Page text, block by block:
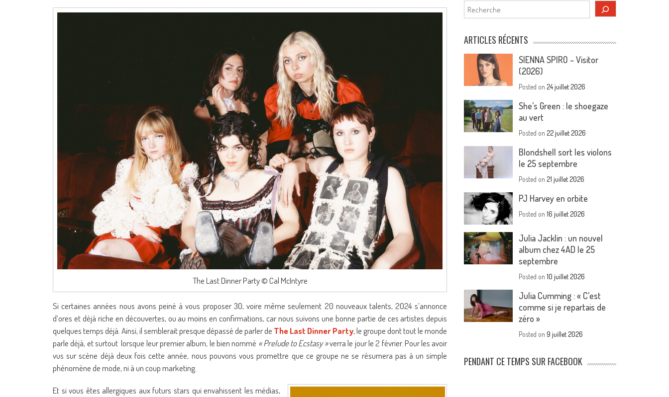
The Last Dinner Party © Cal McIntyre
Si certaines années nous avons peiné à vous proposer 30, voire même seulement 20 nouveaux talents, 2024 s’annonce
d’ores et déjà riche en découvertes, ou au moins en confirmations, car nous suivons une bonne partie de ces artistes depuis
quelques temps déjà. Ainsi, il semblerait presque dépassé de parler de The Last Dinner Party, le groupe dont tout le monde
parle déjà, et surtout lorsque leur premier album, le bien nommé « Prelude to Ecstasy »verra le jour le 2 février. Pour les avoir
vus sur scène déjà deux fois cette année, nous pouvons vous promettre que ce groupe ne se résumera pas à un simple
phénomène de mode, ni à un coup marketing.
Et si vous êtes allergiques aux futurs stars qui envahissent les médias,
Rechercher
ARTICLES RÉCENTS
SIENNA SPIRO – Visitor
(2026)
Posted on24 juillet 2026
She’s Green : le shoegaze
au vert
Posted on22 juillet 2026
Blondshell sort les violons
le 25 septembre
Posted on21 juillet 2026
PJ Harvey en orbite
Posted on16 juillet 2026
Julia Jacklin : un nouvel
album chez 4AD le 25
septembre
Posted on10 juillet 2026
Julia Cumming : « C’est
comme si je repartais de
zéro »
Posted on9 juillet 2026
PENDANT CE TEMPS SUR FACEBOOK